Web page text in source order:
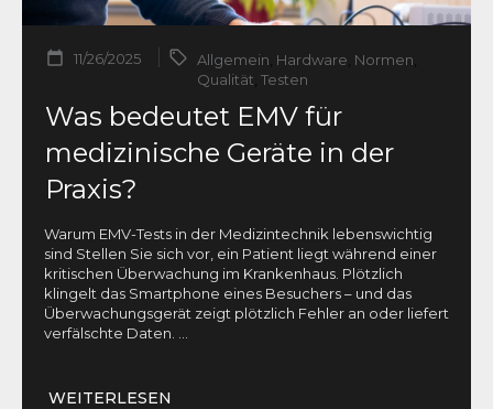
11/26/2025 Allgemein Hardware Normen
Qualität Testen
Was bedeutet EMV für
medizinische Geräte in der
Praxis?
Warum EMV-Tests in der Medizintechnik lebenswichtig
sind Stellen Sie sich vor, ein Patient liegt während einer
kritischen Überwachung im Krankenhaus. Plötzlich
klingelt das Smartphone eines Besuchers – und das
Überwachungsgerät zeigt plötzlich Fehler an oder liefert
verfälschte Daten.
WEITERLESEN